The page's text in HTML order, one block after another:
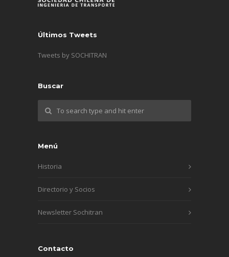
Últimos Tweets
Tweets by SOCHITRAN
Buscar
Menú
Historia
Directorio y Socios
Newsletter Sochitran
Contacto